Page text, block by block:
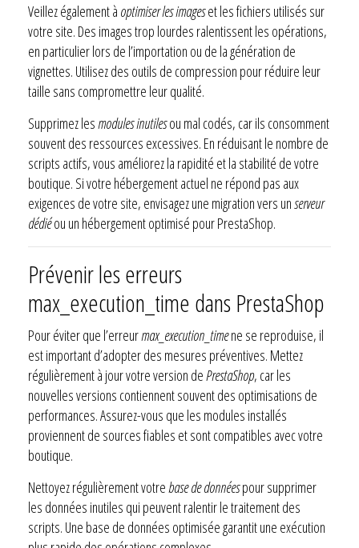
Veillez également à optimiser les imageset les fichiers utilisés sur
votre site. Des images trop lourdes ralentissent les opérations,
en particulier lors de l’importation ou de la génération de
vignettes. Utilisez des outils de compression pour réduire leur
taille sans compromettre leur qualité.
Supprimez les modules inutilesou mal codés, car ils consomment
souvent des ressources excessives. En réduisant le nombre de
scripts actifs, vous améliorez la rapidité et la stabilité de votre
boutique. Si votre hébergement actuel ne répond pas aux
exigences de votre site, envisagez une migration vers unserveur
dédiéou un hébergement optimisé pour PrestaShop.
Prévenir les erreurs
max_execution_time dans PrestaShop
Pour éviter que l’erreurmax_execution_timene se reproduise, il
est important d’adopter des mesures préventives. Mettez
régulièrement à jour votre version dePrestaShop, car les
nouvelles versions contiennent souvent des optimisations de
performances. Assurez-vous que les modules installés
proviennent de sources fiables et sont compatibles avec votre
boutique.
Nettoyez régulièrement votre base de donnéespour supprimer
les données inutiles qui peuvent ralentir le traitement des
scripts. Une base de données optimisée garantit une exécution